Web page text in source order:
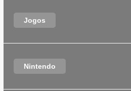
Jogos
Nintendo